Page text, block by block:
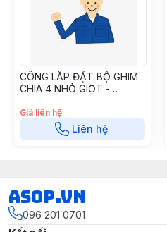
CÔNG LẮP ĐẶT BỘ GHIM
CHIA 4 NHỎ GIỌT -
Giá liên hệ
Liên hệ
asop.vn
096 201 0701